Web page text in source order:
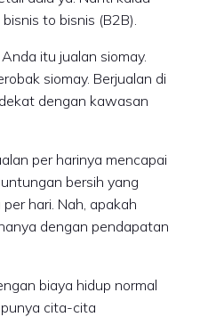
to bisnis (B2B).
itu jualan siomay.
siomay. Berjualan di
dengan kawasan
per harinya mencapai
bersih yang
hari. Nah, apakah
dengan pendapatan
biaya hidup normal
cita-cita